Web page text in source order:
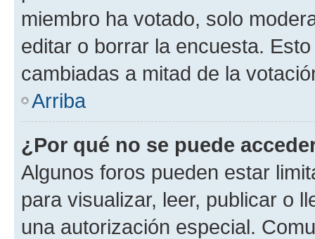
miembro ha votado, solo
editar o borrar la encuesta.
cambiadas a mitad de la
Arriba
¿Por qué no se puede
Algunos foros pueden estar
para visualizar, leer, publicar o
una autorización especial.